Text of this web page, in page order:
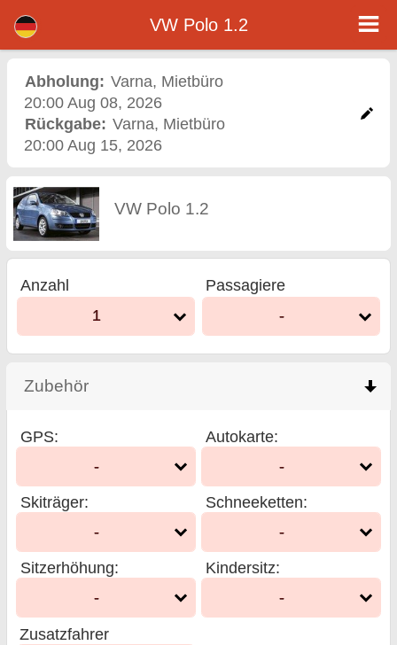
unbegrenzte Kilometer, kostenlose Kindersitze, zusätzliche Fahrer kostenlos, niedrigen Preis Autovermietung garantiert.
VW Polo 1.2
Abholung: Varna, Mietbüro
20:00 Aug 08, 2026
Rückgabe: Varna, Mietbüro
20:00 Aug 15, 2026
VW Polo 1.2
Anzahl
1
Passagiere
-
Zubehör
GPS:
-
Autokarte:
-
Skiträger:
-
Schneeketten:
-
Sitzerhöhung:
-
Kindersitz:
-
Zusatzfahrer